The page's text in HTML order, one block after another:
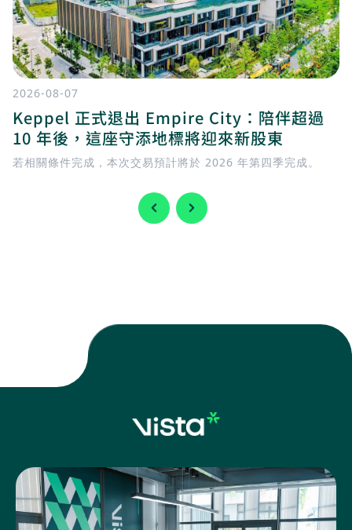
2026-08-07
Keppel 正式退出 Empire City：陪伴超過
10 年後，這座守添地標將迎來新股東
若相關條件完成，本次交易預計將於 2026 年第四季完成。